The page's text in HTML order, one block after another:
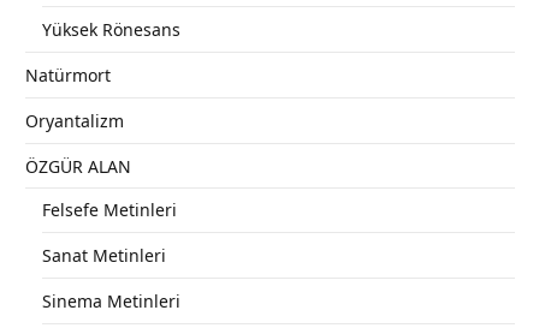
Yüksek Rönesans
Natürmort
Oryantalizm
ÖZGÜR ALAN
Felsefe Metinleri
Sanat Metinleri
Sinema Metinleri